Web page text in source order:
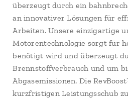
überzeugt durch ein
an innovativer Lösungen für
Arbeiten. Unsere einzigartige
Motorentechnologie sorgt für
benötigt wird und überzeugt
Brennstoffverbrauch und um
Abgasemissionen. Die
kurzfristigen Leistungsschub